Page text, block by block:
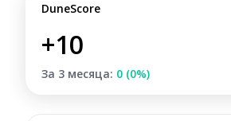
DuneScore
+10
За 3 месяца: 0 (0%)